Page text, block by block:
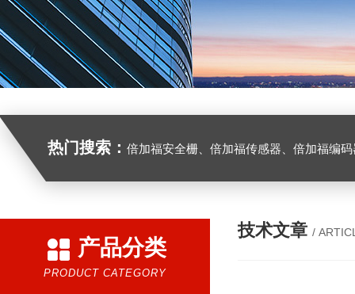
热门搜索： 倍加福安全栅、倍加福传感器、倍加福编码器、倍加福超声波传感器、松下伺服驱动器、松下伺
产品分类
PRODUCT CATEGORY
技术文章 /